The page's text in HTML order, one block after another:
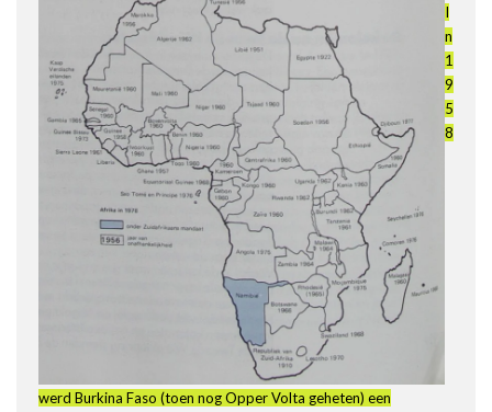
I
n
1
9
5
8
werd Burkina Faso (toen nog Opper Volta geheten) een